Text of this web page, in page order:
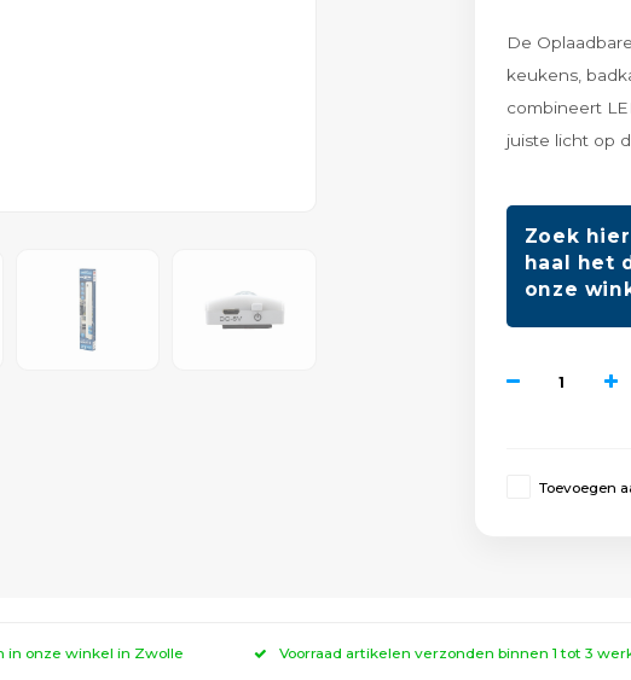
De
keukens,
combineert
juiste licht op
Zoek
haal het
onze
Toevoegen
in onze winkel in Zwolle Voorraad artikelen verzonden binnen 1 tot 3